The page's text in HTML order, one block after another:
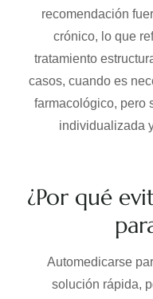
recomendación
crónico, lo que
tratamiento
casos, cuando es
farmacológico, pero
individualizada
¿Por qué
Automedicarse
solución rápida,